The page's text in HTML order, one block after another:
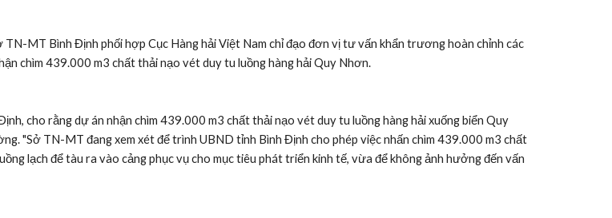
MT Bình Định phối hợp Cục Hàng hải Việt Nam chỉ đạo đơn vị tư vấn khẩn trương hoàn chỉnh các
chìm 439.000 m3 chất thải nạo vét duy tu luồng hàng hải Quy Nhơn.
cho rằng dự án nhận chìm 439.000 m3 chất thải nạo vét duy tu luồng hàng hải xuống biển Quy
"Sở TN-MT đang xem xét để trình UBND tỉnh Bình Định cho phép việc nhấn chìm 439.000 m3 chất
lạch để tàu ra vào cảng phục vụ cho mục tiêu phát triển kinh tế, vừa để không ảnh hưởng đến vấn